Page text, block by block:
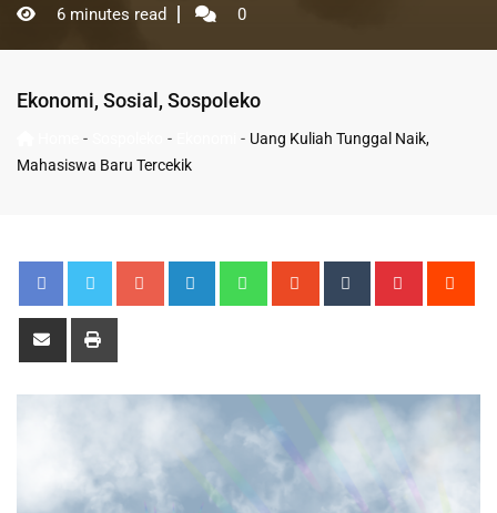
6 minutes read
0
Ekonomi, Sosial, Sospoleko
- - - Uang Kuliah Tunggal Naik,
Mahasiswa Baru Tercekik